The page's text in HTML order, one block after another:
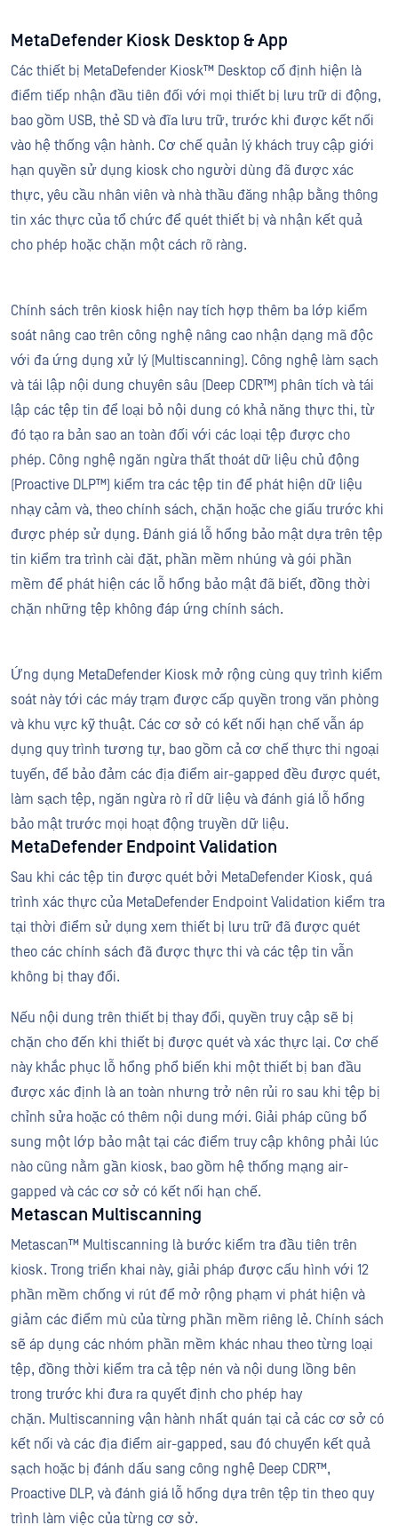
MetaDefender Kiosk Desktop & App
Các thiết bị MetaDefender Kiosk™ Desktop cố định hiện là
điểm tiếp nhận đầu tiên đối với mọi thiết bị lưu trữ di động,
bao gồm USB, thẻ SD và đĩa lưu trữ, trước khi được kết nối
vào hệ thống vận hành. Cơ chế quản lý khách truy cập giới
hạn quyền sử dụng kiosk cho người dùng đã được xác
thực, yêu cầu nhân viên và nhà thầu đăng nhập bằng thông
tin xác thực của tổ chức để quét thiết bị và nhận kết quả
cho phép hoặc chặn một cách rõ ràng.
Chính sách trên kiosk hiện nay tích hợp thêm ba lớp kiểm
soát nâng cao trên công nghệ nâng cao nhận dạng mã độc
với đa ứng dụng xử lý (Multiscanning). Công nghệ làm sạch
và tái lập nội dung chuyên sâu (Deep CDR™) phân tích và tái
lập các tệp tin để loại bỏ nội dung có khả năng thực thi, từ
đó tạo ra bản sao an toàn đối với các loại tệp được cho
phép. Công nghệ ngăn ngừa thất thoát dữ liệu chủ động
(Proactive DLP™) kiểm tra các tệp tin để phát hiện dữ liệu
nhạy cảm và, theo chính sách, chặn hoặc che giấu trước khi
được phép sử dụng. Đánh giá lỗ hổng bảo mật dựa trên tệp
tin kiểm tra trình cài đặt, phần mềm nhúng và gói phần
mềm để phát hiện các lỗ hổng bảo mật đã biết, đồng thời
chặn những tệp không đáp ứng chính sách.
Ứng dụng MetaDefender Kiosk mở rộng cùng quy trình kiểm
soát này tới các máy trạm được cấp quyền trong văn phòng
và khu vực kỹ thuật. Các cơ sở có kết nối hạn chế vẫn áp
dụng quy trình tương tự, bao gồm cả cơ chế thực thi ngoại
tuyến, để bảo đảm các địa điểm air-gapped đều được quét,
làm sạch tệp, ngăn ngừa rò rỉ dữ liệu và đánh giá lỗ hổng
bảo mật trước mọi hoạt động truyền dữ liệu.
MetaDefender Endpoint Validation
Sau khi các tệp tin được quét bởi MetaDefender Kiosk, quá
trình xác thực của MetaDefender Endpoint Validation kiểm tra
tại thời điểm sử dụng xem thiết bị lưu trữ đã được quét
theo các chính sách đã được thực thi và các tệp tin vẫn
không bị thay đổi.
Nếu nội dung trên thiết bị thay đổi, quyền truy cập sẽ bị
chặn cho đến khi thiết bị được quét và xác thực lại. Cơ chế
này khắc phục lỗ hổng phổ biến khi một thiết bị ban đầu
được xác định là an toàn nhưng trở nên rủi ro sau khi tệp bị
chỉnh sửa hoặc có thêm nội dung mới. Giải pháp cũng bổ
sung một lớp bảo mật tại các điểm truy cập không phải lúc
nào cũng nằm gần kiosk, bao gồm hệ thống mạng air-
gapped và các cơ sở có kết nối hạn chế.
Metascan Multiscanning
Metascan™ Multiscanning là bước kiểm tra đầu tiên trên
kiosk. Trong triển khai này, giải pháp được cấu hình với 12
phần mềm chống vi rút để mở rộng phạm vi phát hiện và
giảm các điểm mù của từng phần mềm riêng lẻ. Chính sách
sẽ áp dụng các nhóm phần mềm khác nhau theo từng loại
tệp, đồng thời kiểm tra cả tệp nén và nội dung lồng bên
trong trước khi đưa ra quyết định cho phép hay
chặn. Multiscanning vận hành nhất quán tại cả các cơ sở có
kết nối và các địa điểm air-gapped, sau đó chuyển kết quả
sạch hoặc bị đánh dấu sang công nghệ Deep CDR™,
Proactive DLP, và đánh giá lỗ hổng dựa trên tệp tin theo quy
trình làm việc của từng cơ sở.